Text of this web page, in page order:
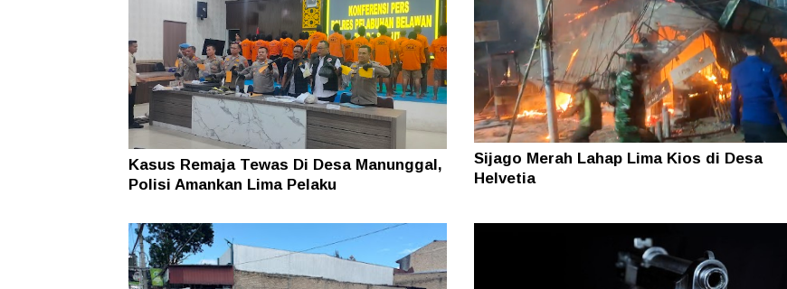
Kasus Remaja Tewas Di Desa Manunggal,
Polisi Amankan Lima Pelaku
Sijago Merah Lahap Lima Kios di Desa
Helvetia